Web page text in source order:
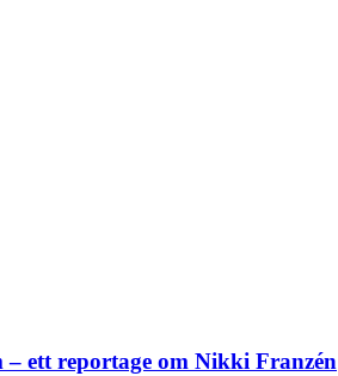
ett reportage om Nikki Franzén